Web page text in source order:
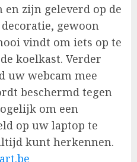
zijn geleverd op de
gewoon
vindt om iets op te
koelkast. Verder
uw webcam mee
beschermd tegen
om een
op uw laptop te
kunt herkennen.